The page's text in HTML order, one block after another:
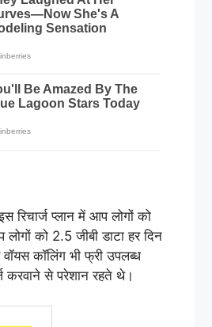
रिचार्ज प्लान में आप लोगों को
को 2.5 जीबी डाटा हर दिन
कॉलिंग भी फ्री उपलब्ध
करवाने से परेशान रहते थे।